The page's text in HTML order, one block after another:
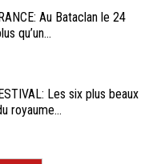
Au Bataclan le 24
qu’un...
Les six plus beaux
royaume...